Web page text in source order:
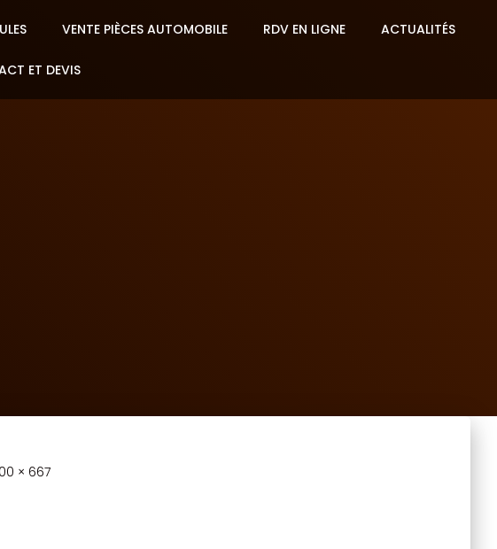
VENTE PIÈCES AUTOMOBILE RDV EN LIGNE ACTUALITÉS
ET DEVIS
× 667